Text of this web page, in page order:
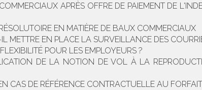
APRÈS OFFRE DE PAIEMENT DE
EN MATIÈRE DE BAUX COMMERCIAUX
EN PLACE LA SURVEILLANCE DES
POUR LES EMPLOYEURS ?
DE LA NOTION DE VOL À LA
CAS DE RÉFÉRENCE CONTRACTUELLE AU